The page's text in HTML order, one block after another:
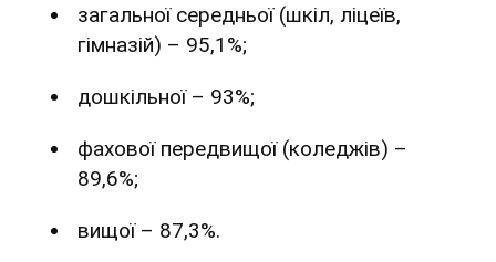
загальної середньої (шкіл, ліцеїв,
гімназій) – 95,1%;
дошкільної – 93%;
фахової передвищої (коледжів) –
89,6%;
вищої – 87,3%.